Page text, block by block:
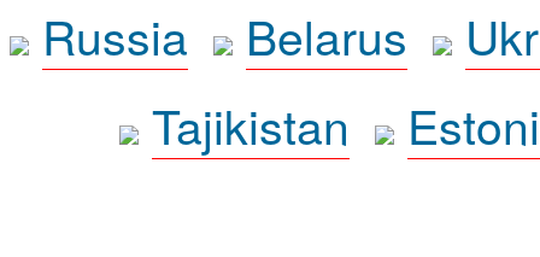
Russia
Belarus
Tajikistan